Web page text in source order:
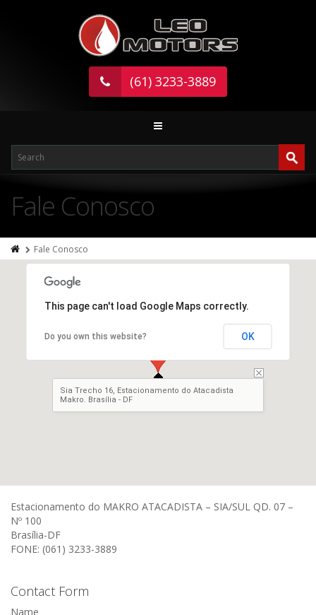
(61) 3233-3889
Fale Conosco
Fale Conosco
Sia Trecho 16, Estacionamento do Atacadista
Makro. Brasília - DF
This page can't load Google Maps correctly.
Do you own this website? OK
Estacionamento do MAKRO ATACADISTA – SIA/SUL QD. 07 –
Nº 100
Brasília-DF
FONE: (061) 3233-3889
Contact Form
Name